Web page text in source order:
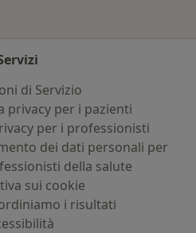
di Servizio
privacy per i pazienti
per i professionisti
dei dati personali per
della salute
sui cookie
i risultati